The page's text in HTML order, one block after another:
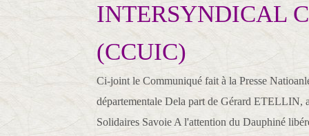
INTERSYNDICAL
(CCUIC)
Ci-joint le Communiqué fait à la Presse
départementale Dela part de Gérard ETELLIN,
Solidaires Savoie A l'attention du Dauphiné